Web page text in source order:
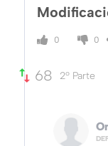
0 0
68 2º Parte